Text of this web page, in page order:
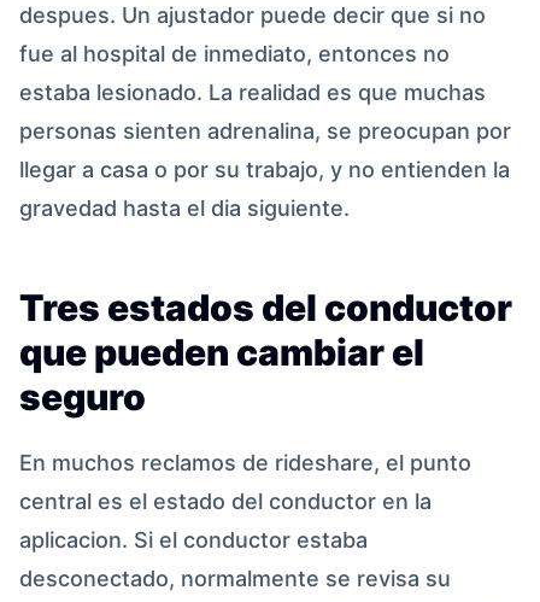
despues. Un ajustador puede decir que si no
fue al hospital de inmediato, entonces no
estaba lesionado. La realidad es que muchas
personas sienten adrenalina, se preocupan por
llegar a casa o por su trabajo, y no entienden la
gravedad hasta el dia siguiente.
Tres estados del conductor
que pueden cambiar el
seguro
En muchos reclamos de rideshare, el punto
central es el estado del conductor en la
aplicacion. Si el conductor estaba
desconectado, normalmente se revisa su